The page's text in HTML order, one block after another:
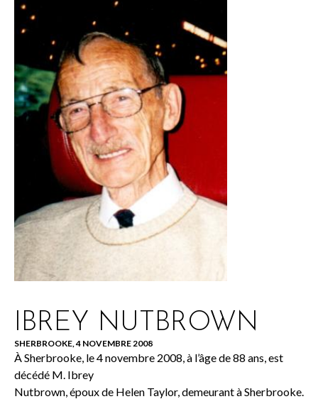
IBREY NUTBROWN
SHERBROOKE, 4 NOVEMBRE 2008
À Sherbrooke, le 4 novembre 2008, à l’âge de 88 ans, est
décédé M. Ibrey
Nutbrown, époux de Helen Taylor, demeurant à Sherbrooke.